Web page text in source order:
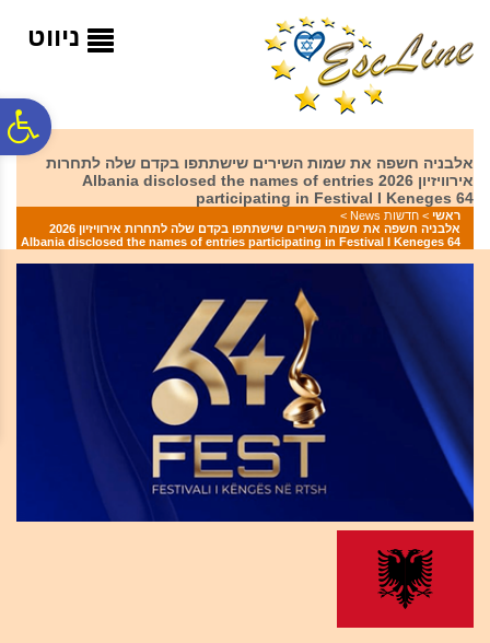
המרכזי
ניווט
אלבניה חשפה את שמות השירים שישתתפו בקדם שלה לתחרות
אירוויזיון 2026 Albania disclosed the names of entries
participating in Festival I Keneges 64
ראשי > חדשות News
>
אלבניה חשפה את שמות השירים שישתתפו בקדם שלה לתחרות אירוויזיון 2026
Albania disclosed the names of entries participating in Festival I Keneges 64